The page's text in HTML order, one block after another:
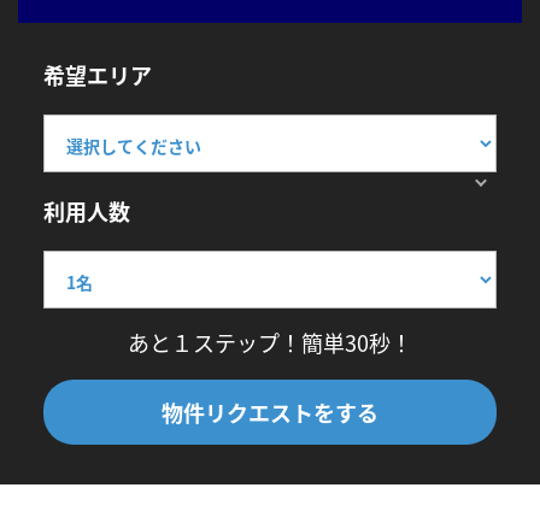
希望エリア
利用人数
あと１ステップ！簡単30秒！
物件リクエストをする